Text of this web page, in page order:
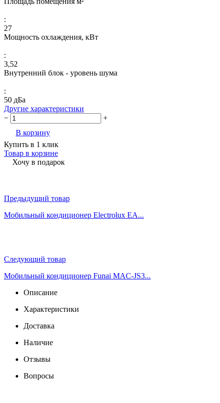
:
27
Мощность охлаждения, кВт
:
3,52
Внутренний блок - уровень шума
:
50 дБа
Другие характеристики
−
+
В корзину
Купить в 1 клик
Товар в корзине
Хочу в подарок
Предыдущий товар
Мобильный кондиционер Electrolux EA...
Следующий товар
Мобильный кондиционер Funai MAC-JS3...
Описание
Характеристики
Доставка
Наличие
Отзывы
Вопросы